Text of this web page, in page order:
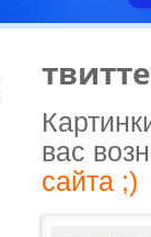
вас
сайта ;)